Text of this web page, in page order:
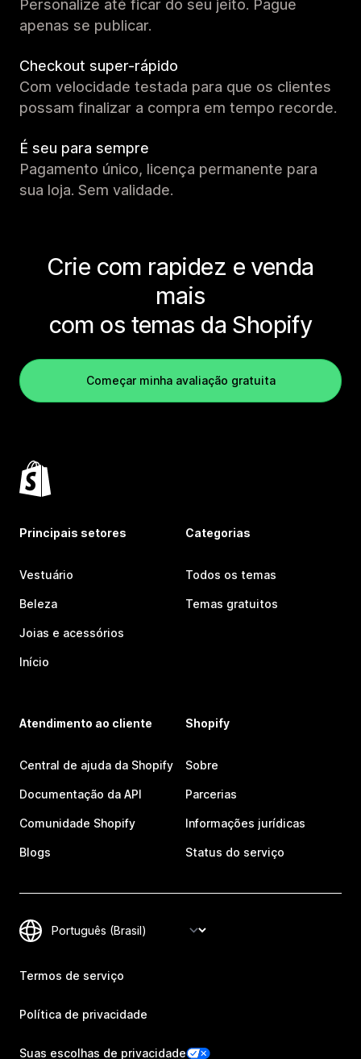
Personalize até ficar do seu jeito. Pague
apenas se publicar.
Checkout super-rápido
Com velocidade testada para que os clientes
possam finalizar a compra em tempo recorde.
É seu para sempre
Pagamento único, licença permanente para
sua loja. Sem validade.
Crie com rapidez e venda
mais
com os temas da Shopify
Começar minha avaliação gratuita
Principais setores
Vestuário
Beleza
Joias e acessórios
Início
Categorias
Todos os temas
Temas gratuitos
Atendimento ao cliente
Central de ajuda da Shopify
Documentação da API
Comunidade Shopify
Blogs
Shopify
Sobre
Parcerias
Informações jurídicas
Status do serviço
Termos de serviço
Política de privacidade
Suas escolhas de privacidade